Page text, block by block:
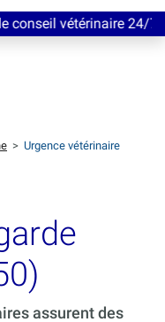
24/7
> Urgence vétérinaire
assurent des